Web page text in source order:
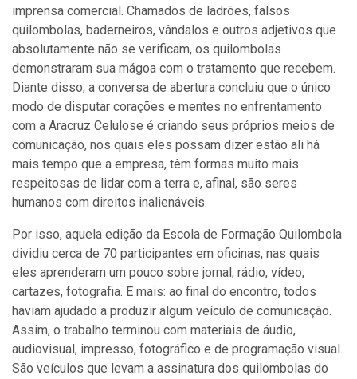
imprensa comercial. Chamados de ladrões, falsos
quilombolas, baderneiros, vândalos e outros adjetivos que
absolutamente não se verificam, os quilombolas
demonstraram sua mágoa com o tratamento que recebem.
Diante disso, a conversa de abertura concluiu que o único
modo de disputar corações e mentes no enfrentamento
com a Aracruz Celulose é criando seus próprios meios de
comunicação, nos quais eles possam dizer estão ali há
mais tempo que a empresa, têm formas muito mais
respeitosas de lidar com a terra e, afinal, são seres
humanos com direitos inalienáveis.
Por isso, aquela edição da Escola de Formação Quilombola
dividiu cerca de 70 participantes em oficinas, nas quais
eles aprenderam um pouco sobre jornal, rádio, vídeo,
cartazes, fotografia. E mais: ao final do encontro, todos
haviam ajudado a produzir algum veículo de comunicação.
Assim, o trabalho terminou com materiais de áudio,
audiovisual, impresso, fotográfico e de programação visual.
São veículos que levam a assinatura dos quilombolas do